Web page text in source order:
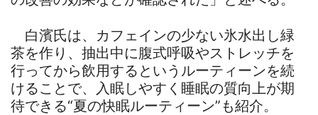
白濱氏は、カフェインの少ない氷水出し緑
茶を作り、抽出中に腹式呼吸やストレッチを
行ってから飲用するというルーティーンを続
けることで、入眠しやすく睡眠の質向上が期
待できる“夏の快眠ルーティーン”も紹介。